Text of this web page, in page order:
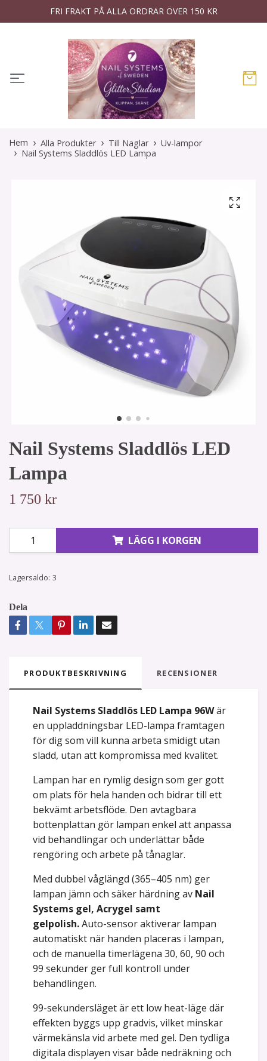
FRI FRAKT PÅ ALLA ORDRAR ÖVER 150 KR
Hem Alla Produkter Till Naglar
Uv-lampor
Nail Systems Sladdlös LED Lampa
Nail Systems Sladdlös LED
Lampa
1 750 kr
LÄGG I KORGEN
Lagersaldo: 3
Dela
PRODUKTBESKRIVNING RECENSIONER
Nail Systems Sladdlös LED Lampa 96Wär
en uppladdningsbar LED-lampa framtagen
för dig som vill kunna arbeta smidigt utan
sladd, utan att kompromissa med kvalitet.
Lampan har en rymlig design som ger gott
om plats för hela handen och bidrar till ett
bekvämt arbetsflöde. Den avtagbara
bottenplattan gör lampan enkel att anpassa
vid behandlingar och underlättar både
rengöring och arbete på tånaglar.
Med dubbel våglängd (365–405 nm) ger
lampan jämn och säker härdning av Nail
Systems gel, Acrygel samt
gelpolish.Auto-sensor aktiverar lampan
automatiskt när handen placeras i lampan,
och de manuella timerlägena 30, 60, 90 och
99 sekunder ger full kontroll under
behandlingen.
99-sekundersläget är ett low heat-läge där
effekten byggs upp gradvis, vilket minskar
värmekänsla vid arbete med gel. Den tydliga
digitala displayen visar både nedräkning och